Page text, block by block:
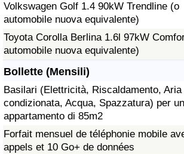
Volkswagen Golf 1.4 90kW Trendline (o
automobile nuova equivalente)
Toyota Corolla Berlina 1.6l 97kW
automobile nuova equivalente)
Bollette (Mensili)
Basilari (Elettricità, Riscaldamento, Aria
condizionata, Acqua, Spazzatura) per un
appartamento di 85m2
Forfait mensuel de téléphonie mobile
appels et 10 Go+ de données